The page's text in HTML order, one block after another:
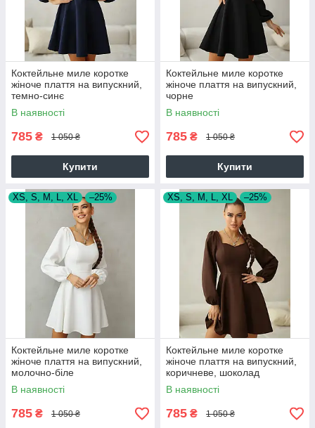
Коктейльне миле коротке
жіноче плаття на випускний,
темно-синє
В наявності
785 ₴ 1 050 ₴
Купити
Коктейльне миле коротке
жіноче плаття на випускний,
чорне
В наявності
785 ₴ 1 050 ₴
Купити
XS, S, M, L, XL –25%
Коктейльне миле коротке
жіноче плаття на випускний,
молочно-біле
В наявності
785 ₴ 1 050 ₴
XS, S, M, L, XL –25%
Коктейльне миле коротке
жіноче плаття на випускний,
коричневе, шоколад
В наявності
785 ₴ 1 050 ₴